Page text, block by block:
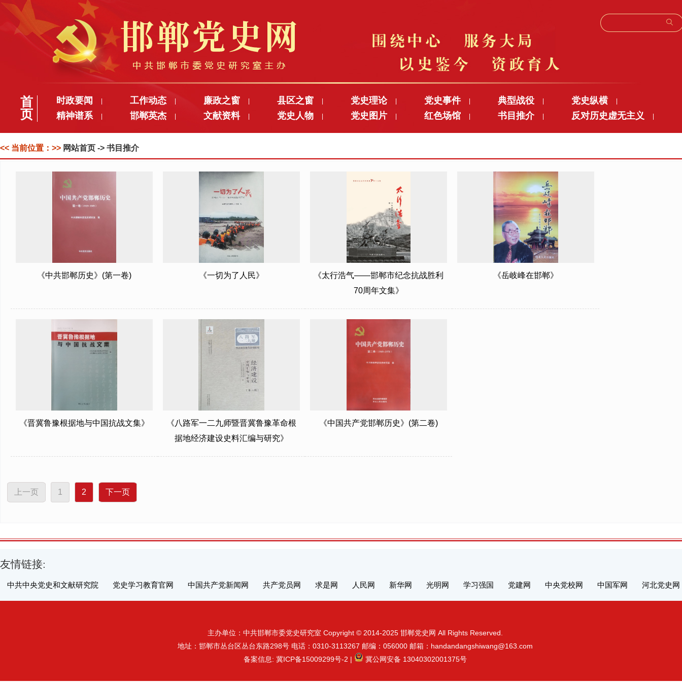
首
页
时政要闻 工作动态 廉政之窗 县区之窗 党史理论 党史事件 典型战役 党史纵横
精神谱系 邯郸英杰 文献资料 党史人物 党史图片 红色场馆 书目推介 反对历史虚无主义
<< 当前位置：>> 网站首页 -> 书目推介
《中共邯郸历史》(第一卷) 《一切为了人民》
《太行浩气——邯郸市纪念抗战胜利
70周年文集》
《岳岐峰在邯郸》
《晋冀鲁豫根据地与中国抗战文集》
《八路军一二九师暨晋冀鲁豫革命根
据地经济建设史料汇编与研究》
《中国共产党邯郸历史》(第二卷)
上一页 1 2 下一页
友情链接:
中共中央党史和文献研究院 党史学习教育官网 中国共产党新闻网 共产党员网 求是网 人民网 新华网 光明网 学习强国 党建网 中央党校网 中国军网 河北党史网
主办单位：中共邯郸市委党史研究室 Copyright © 2014-2025 邯郸党史网 All Rights Reserved.
地址：邯郸市丛台区丛台东路298号 电话：0310-3113267 邮编：056000 邮箱：handandangshiwang@163.com
备案信息: 冀ICP备15009299号-2 | 冀公网安备 13040302001375号